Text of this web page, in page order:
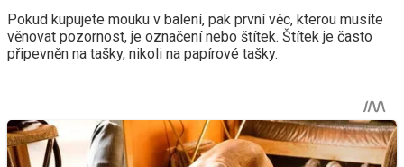
Pokud kupujete mouku v balení, pak první věc, kterou musíte
věnovat pozornost, je označení nebo štítek. Štítek je často
připevněn na tašky, nikoli na papírové tašky.